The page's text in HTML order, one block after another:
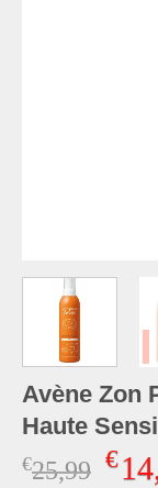
Avène Zon
Haute
€25,99 €